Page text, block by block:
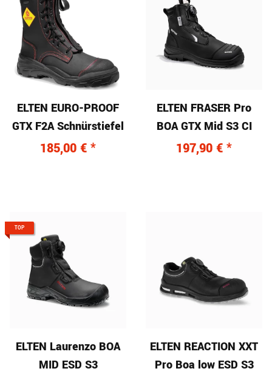
ELTEN EURO-PROOF
GTX F2A Schnürstiefel
185,00 € *
ELTEN FRASER Pro
BOA GTX Mid S3 CI
197,90 € *
TOP
ELTEN Laurenzo BOA
MID ESD S3
ELTEN REACTION XXT
Pro Boa low ESD S3